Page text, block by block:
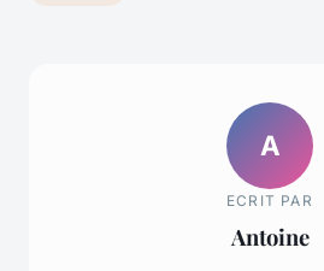
A
ECRIT PAR
Antoine